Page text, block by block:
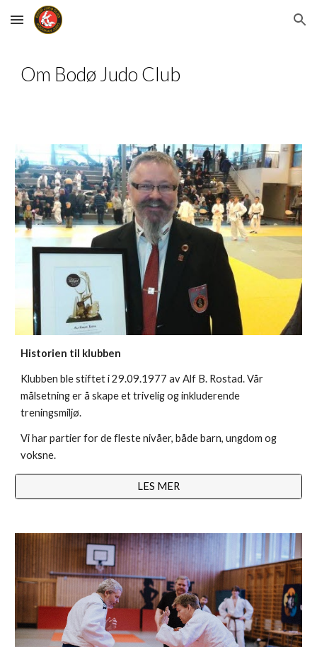
Skip to main content Skip to navigation
Om Bodø Judo Club
Historien til klubben
Klubben ble stiftet i 29.09.1977 av Alf B. Rostad. Vår
målsetning er å skape et trivelig og inkluderende
treningsmiljø.
Vi har partier for de fleste nivåer, både barn, ungdom og
voksne.
LES MER